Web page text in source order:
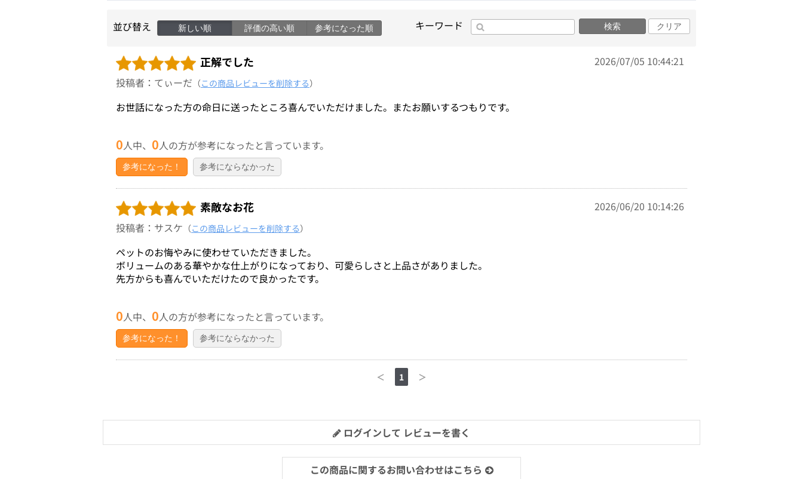
並び替え 新しい順 評価の高い順 参考になった順 キーワード 検索 クリア
正解でした
2026/07/05 10:44:21
投稿者：てぃーだ （この商品レビューを削除する）
お世話になった方の命日に送ったところ喜んでいただけました。またお願いするつもりです。
0人中、 0人の方が参考になったと言っています。
参考になった！ 参考にならなかった
素敵なお花
2026/06/20 10:14:26
投稿者：サスケ （この商品レビューを削除する）
ペットのお悔やみに使わせていただきました。
ボリュームのある華やかな仕上がりになっており、可愛らしさと上品さがありました。
先方からも喜んでいただけたので良かったです。
0人中、 0人の方が参考になったと言っています。
参考になった！ 参考にならなかった
＜ 1 ＞
ログインして レビューを書く
この商品に関するお問い合わせはこちら